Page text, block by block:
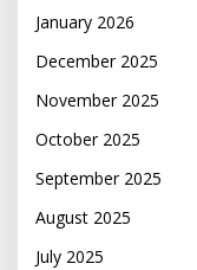
January 2026
December 2025
November 2025
October 2025
September 2025
August 2025
July 2025